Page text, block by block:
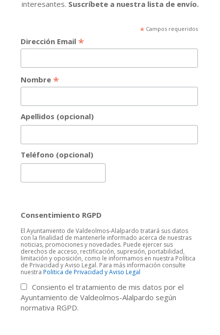
interesantes. Suscríbete a nuestra lista de envío.
*Campos requeridos
Dirección Email *
Nombre *
Apellidos (opcional)
Teléfono (opcional)
Consentimiento RGPD
El Ayuntamiento de Valdeolmos-Alalpardo tratará sus datos
con la finalidad de mantenerle informado acerca de nuestras
noticias, promociones y novedades. Puede ejercer sus
derechos de acceso, rectificación, supresión, portabilidad,
limitación y oposición, como le informamos en nuestra Política
de Privacidad y Aviso Legal. Para más información consulte
nuestra Politica de Privacidad y Aviso Legal
Consiento el tratamiento de mis datos por el
Ayuntamiento de Valdeolmos-Alalpardo según
normativa RGPD.